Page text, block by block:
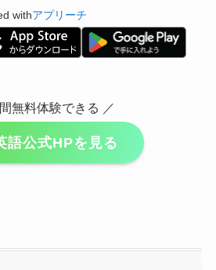
withアプリーチ
無料体験できる ／
語公式HPを見る